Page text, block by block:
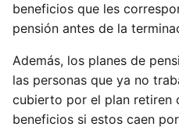
beneficios que les
pensión antes de la
Además, los planes de
las personas que ya no
cubierto por el plan retiren
beneficios si estos caen